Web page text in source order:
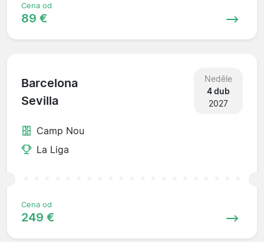
Cena od
89 €
Barcelona
Sevilla
Neděle
4 dub
2027
Camp Nou
La Liga
Cena od
249 €